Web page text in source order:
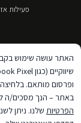
פעילות
ופרסום מותאם.
באתר – הנך מסכים/ה
הפרטיות שלנו. ניתן